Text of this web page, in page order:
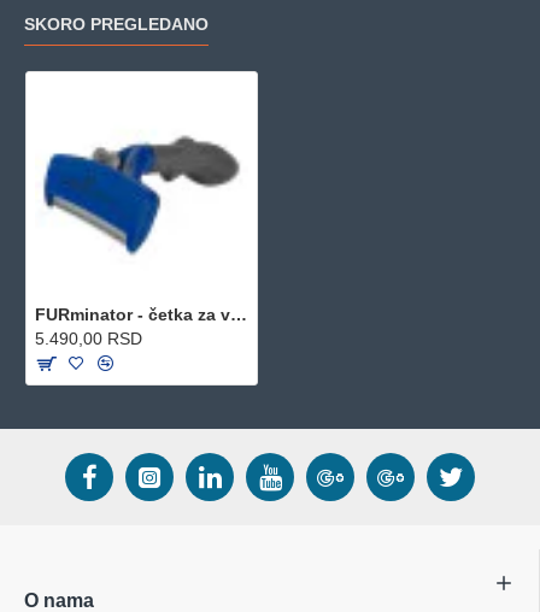
SKORO PREGLEDANO
FURminator - četka za velike pse duge dlake L
5.490,00 RSD
O nama